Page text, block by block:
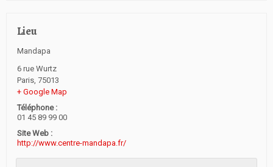
Lieu
Mandapa
6 rue Wurtz
Paris, 75013
+ Google Map
Téléphone :
01 45 89 99 00
Site Web :
http://www.centre-mandapa.fr/